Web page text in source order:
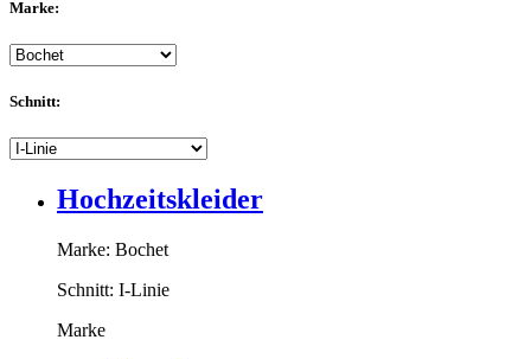
Marke:
Schnitt:
Hochzeitskleider
Marke: Bochet
Schnitt: I-Linie
Marke